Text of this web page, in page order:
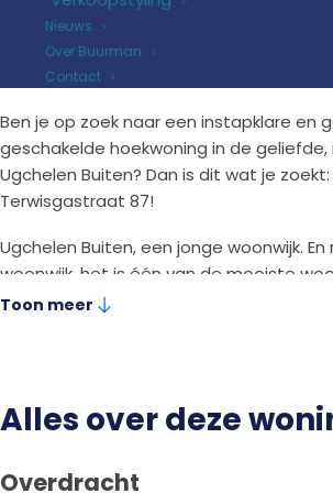
Nieuws
Over Buurman
Contact
slaapkamers
Bouwjaar2020
2 perceel
Ben je op zoek naar een instapklare en
geschakelde hoekwoning in de geliefde,
Ugchelen Buiten? Dan is dit wat je
Terwisgastraat 87!
Ugchelen Buiten, een jonge woonwijk.
woonwijk, het is één van de mooiste
Apeldoorn. Veel groen, woonhuizen met
wonen. De bereikbaarheid is prima. Zo
minuten op de A50 en de A1.
De Narda van Terwisgastraat 87 is in
Toon meer
Alles over deze
Overdracht